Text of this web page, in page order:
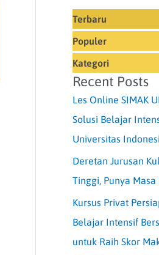
Terbaru
Populer
Kategori
Recent Posts
Les Online SIMAK
Solusi Belajar
Universitas
Deretan Jurusan
Tinggi, Punya
Kursus Privat
Belajar Intensif
untuk Raih Skor